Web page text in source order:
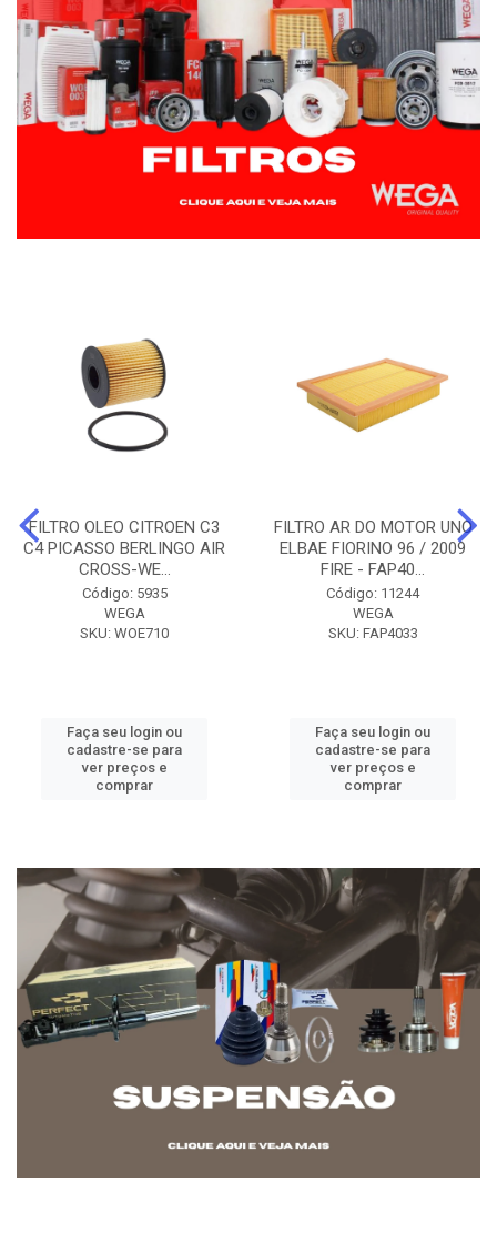
FILTRO OLEO CITROEN C3
C4 PICASSO BERLINGO AIR
CROSS-WE...
Código: 5935
WEGA
SKU: WOE710
Faça seu login ou
cadastre-se para
ver preços e
comprar
FILTRO AR DO MOTOR UNO
ELBAE FIORINO 96 / 2009
FIRE - FAP40...
Código: 11244
WEGA
SKU: FAP4033
Faça seu login ou
cadastre-se para
ver preços e
comprar